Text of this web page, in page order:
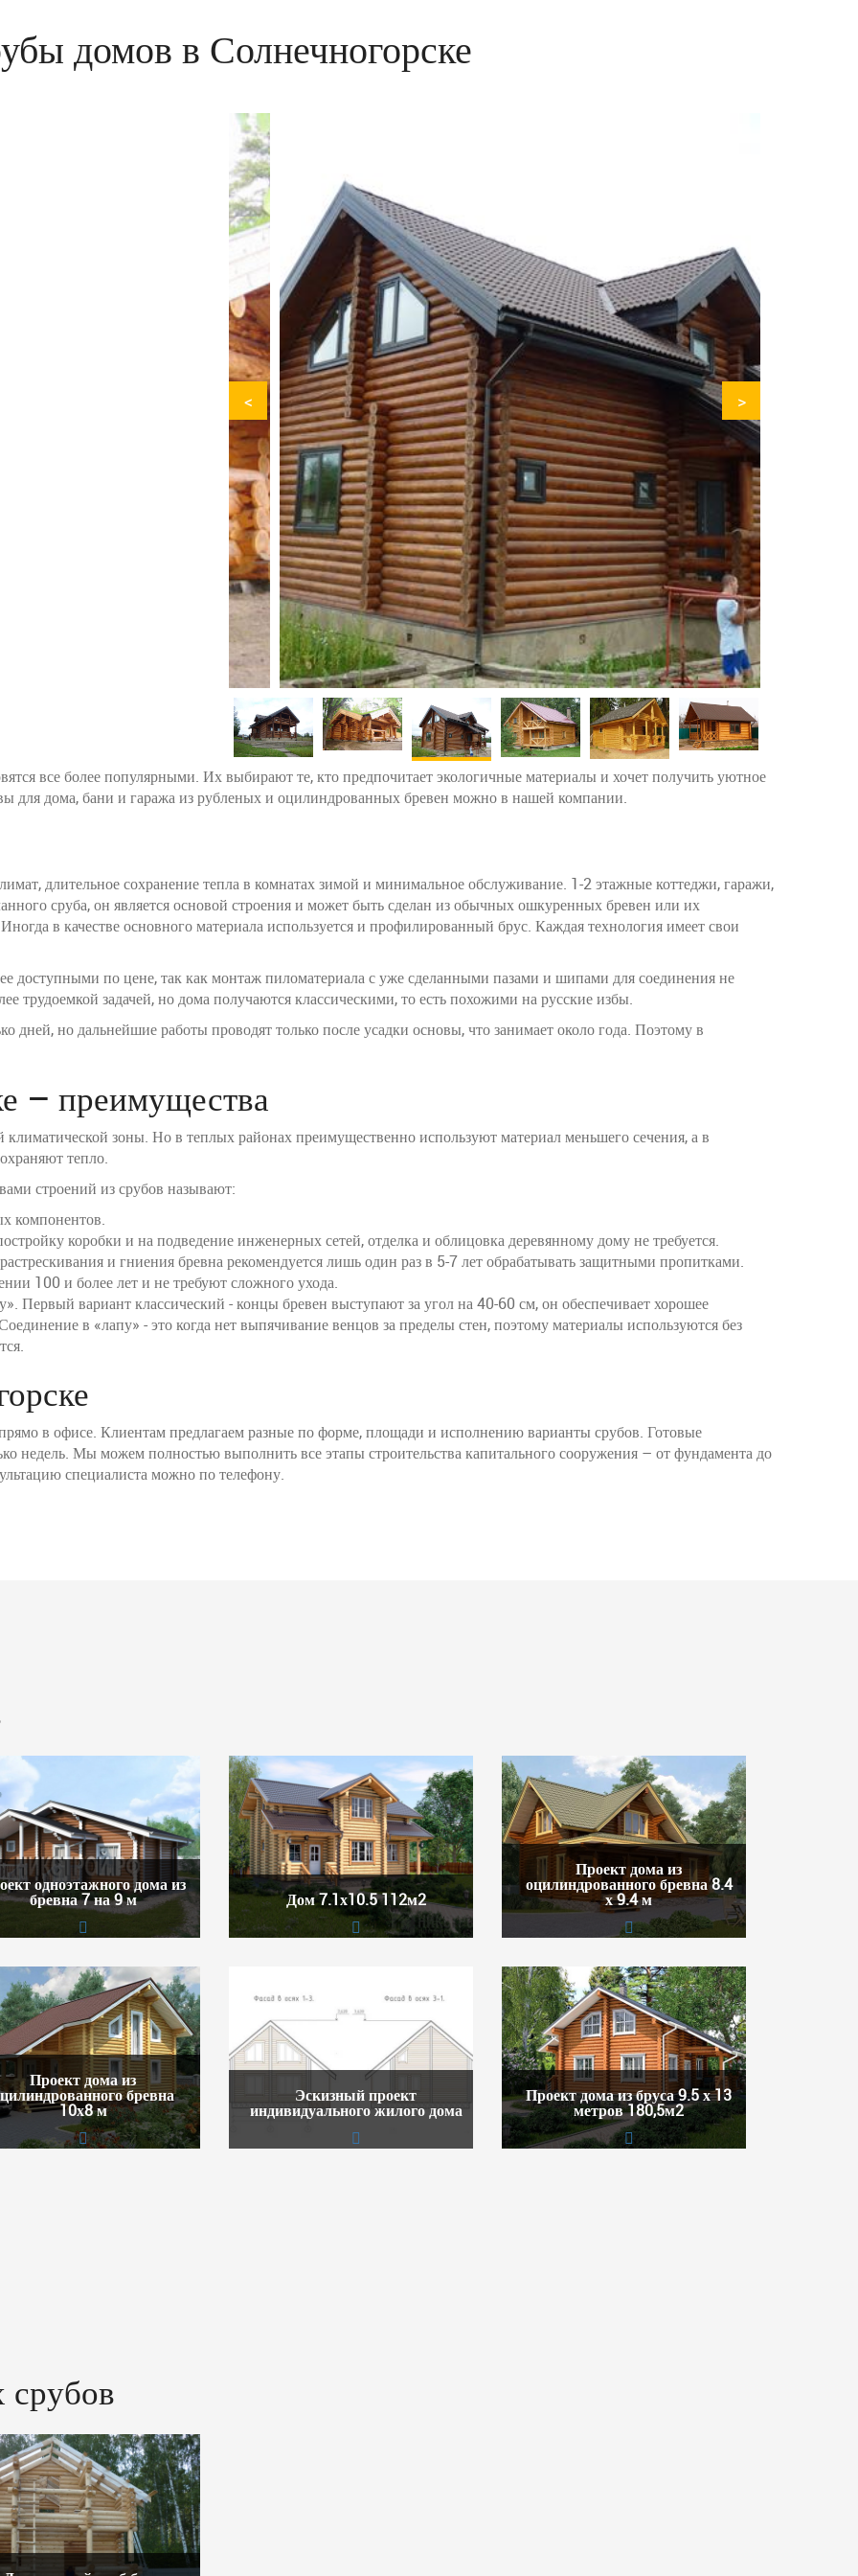
домов в Солнечногорске
< >
все более популярными. Их выбирают те, кто предпочитает экологичные материалы и хочет получить уютное
для дома, бани и гаража из рубленых и оцилиндрованных бревен можно в нашей компании.
длительное сохранение тепла в комнатах зимой и минимальное обслуживание. 1-2 этажные коттеджи, гаражи,
сруба, он является основой строения и может быть сделан из обычных ошкуренных бревен или их
в качестве основного материала используется и профилированный брус. Каждая технология имеет свои
доступными по цене, так как монтаж пиломатериала с уже сделанными пазами и шипами для соединения не
трудоемкой задачей, но дома получаются классическими, то есть похожими на русские избы.
дней, но дальнейшие работы проводят только после усадки основы, что занимает около года. Поэтому в
– преимущества
зоны. Но в теплых районах преимущественно используют материал меньшего сечения, а в
тепло.
строений из срубов называют:
компонентов.
коробки и на подведение инженерных сетей, отделка и облицовка деревянному дому не требуется.
и гниения бревна рекомендуется лишь один раз в 5-7 лет обрабатывать защитными пропитками.
100 и более лет и не требуют сложного ухода.
Первый вариант классический - концы бревен выступают за угол на 40-60 см, он обеспечивает хорошее
в «лапу» - это когда нет выпячивание венцов за пределы стен, поэтому материалы используются без
в офисе. Клиентам предлагаем разные по форме, площади и исполнению варианты срубов. Готовые
недель. Мы можем полностью выполнить все этапы строительства капитального сооружения – от фундамента до
специалиста можно по телефону.
одноэтажного дома из
бревна 7 на 9 м Дом 7.1х10.5 112м2
Проект дома из
оцилиндрованного бревна 8.4
х 9.4 м
Проект дома из
бревна
10х8 м
Эскизный проект
индивидуального жилого дома
Проект дома из бруса 9.5 х 13
метров 180,5м2